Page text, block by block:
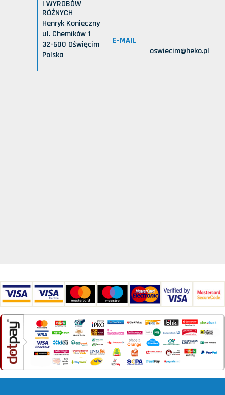
I WYROBÓW
RÓŻNYCH
Henryk Konieczny
ul. Chemików 1
32-600 Oświęcim
Polska
E-MAIL
oswiecim@heko.pl